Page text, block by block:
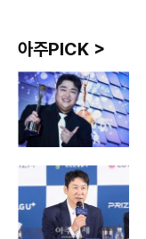
아주PICK >